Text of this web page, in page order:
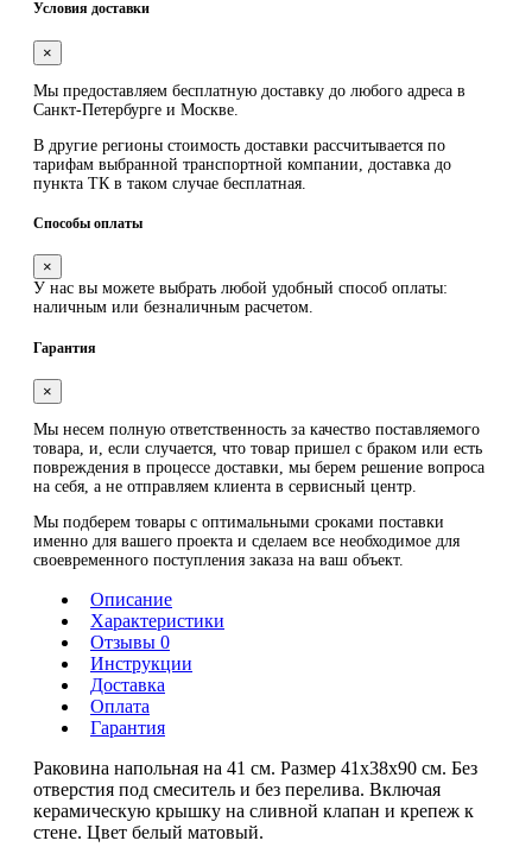
Условия доставки
×
Мы предоставляем бесплатную доставку до любого адреса в
Санкт-Петербурге и Москве.
В другие регионы стоимость доставки рассчитывается по
тарифам выбранной транспортной компании, доставка до
пункта ТК в таком случае бесплатная
Способы оплаты
×
У нас вы можете выбрать любой удобный способ оплаты:
наличным или безналичным расчетом.
Гарантия
×
Мы несем полную ответственность за качество поставляемого
товара, и, если случается, что товар пришел с браком или есть
повреждения в процессе доставки, мы берем решение вопроса
на себя, а не отправляем клиента в сервисный центр.
Мы подберем товары с оптимальными сроками поставки
именно для вашего проекта и сделаем все необходимое для
своевременного поступления заказа на ваш объект.
Описание
Характеристики
Отзывы 0
Инструкции
Доставка
Оплата
Гарантия
Раковина напольная на 41 см. Размер 41х38х90 см. Без
отверстия под смеситель и без перелива. Включая
керамическую крышку на сливной клапан и крепеж к
стене. Цвет белый матовый.